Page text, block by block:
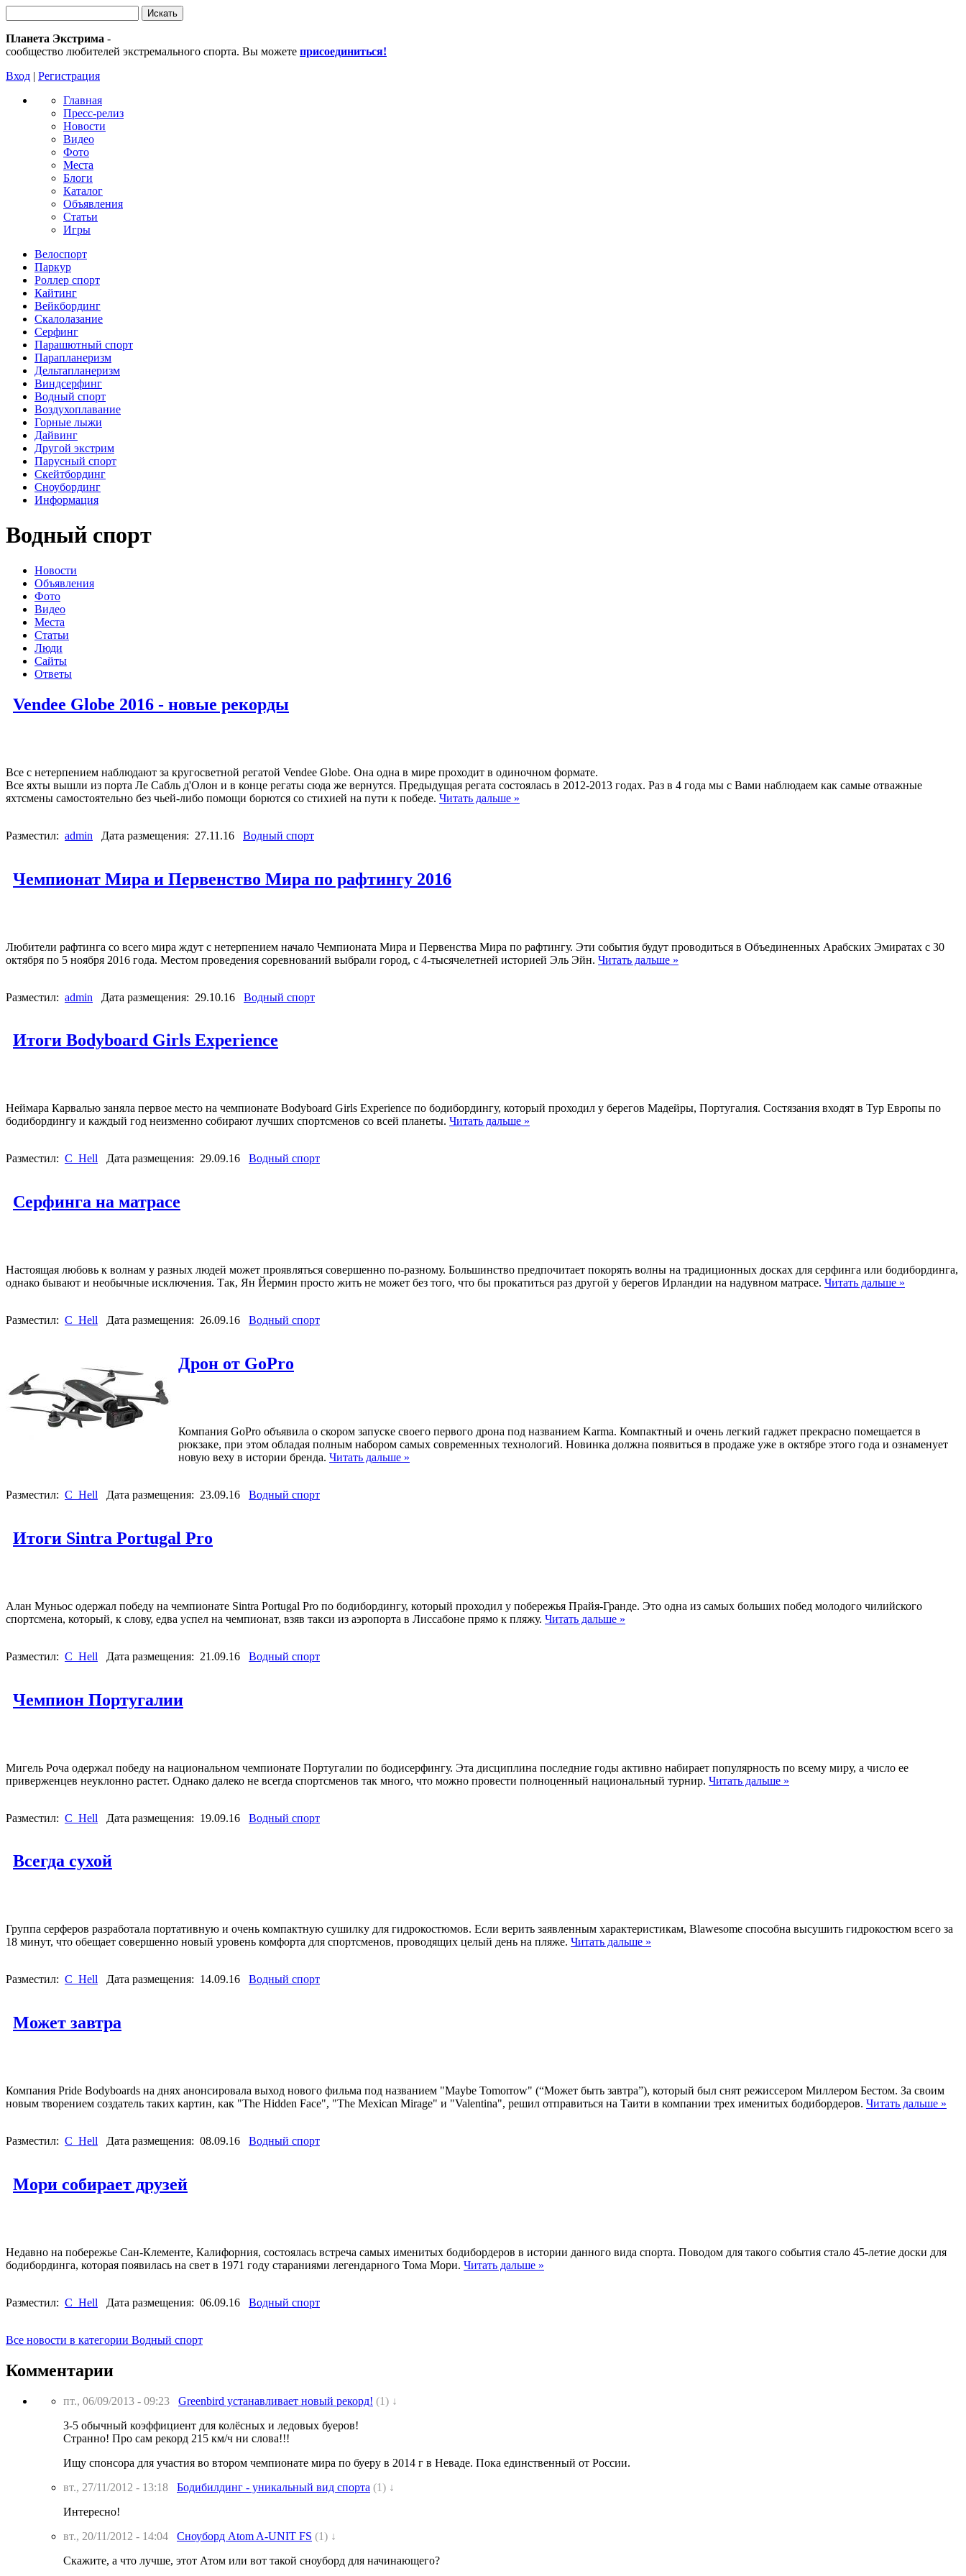
Планета Экстрима -
сообщество любителей экстремального спорта. Вы можете присоединиться!
Вход | Регистрация
Главная
Пресс-релиз
Новости
Видео
Фото
Места
Блоги
Каталог
Объявления
Статьи
Игры
Велоспорт
Паркур
Роллер спорт
Кайтинг
Вейкбординг
Скалолазание
Серфинг
Парашютный спорт
Парапланеризм
Дельтапланеризм
Виндсерфинг
Водный спорт
Воздухоплавание
Горные лыжи
Дайвинг
Другой экстрим
Парусный спорт
Скейтбординг
Сноубординг
Информация
Водный спорт
Новости
Объявления
Фото
Видео
Места
Статьи
Люди
Сайты
Ответы
Vendee Globe 2016 - новые рекорды
Все с нетерпением наблюдают за кругосветной регатой Vendee Globe. Она одна в мире проходит в одиночном формате.
Все яхты вышли из порта Ле Сабль д'Олон и в конце регаты сюда же вернутся. Предыдущая регата состоялась в 2012-2013 годах. Раз в 4 года мы с Вами наблюдаем как самые отважные
яхтсмены самостоятельно без чьей-либо помощи борются со стихией на пути к победе. Читать дальше »
Разместил: admin Дата размещения: 27.11.16 Водный спорт
Чемпионат Мира и Первенство Мира по рафтингу 2016
Любители рафтинга со всего мира ждут с нетерпением начало Чемпионата Мира и Первенства Мира по рафтингу. Эти события будут проводиться в Объединенных Арабских Эмиратах с 30
октября по 5 ноября 2016 года. Местом проведения соревнований выбрали город, с 4-тысячелетней историей Эль Эйн. Читать дальше »
Разместил: admin Дата размещения: 29.10.16 Водный спорт
Итоги Bodyboard Girls Experience
Неймара Карвалью заняла первое место на чемпионате Bodyboard Girls Experience по бодибордингу, который проходил у берегов Мадейры, Португалия. Состязания входят в Тур Европы по
бодибордингу и каждый год неизменно собирают лучших спортсменов со всей планеты. Читать дальше »
Разместил: C_Hell Дата размещения: 29.09.16 Водный спорт
Серфинга на матрасе
Настоящая любовь к волнам у разных людей может проявляться совершенно по-разному. Большинство предпочитает покорять волны на традиционных досках для серфинга или бодибординга,
однако бывают и необычные исключения. Так, Ян Йермин просто жить не может без того, что бы прокатиться раз другой у берегов Ирландии на надувном матрасе. Читать дальше »
Разместил: C_Hell Дата размещения: 26.09.16 Водный спорт
Дрон от GoPro
Компания GoPro объявила о скором запуске своего первого дрона под названием Karma. Компактный и очень легкий гаджет прекрасно помещается в
рюкзаке, при этом обладая полным набором самых современных технологий. Новинка должна появиться в продаже уже в октябре этого года и ознаменует
новую веху в истории бренда. Читать дальше »
Разместил: C_Hell Дата размещения: 23.09.16 Водный спорт
Итоги Sintra Portugal Pro
Алан Муньос одержал победу на чемпионате Sintra Portugal Pro по бодибордингу, который проходил у побережья Прайя-Гранде. Это одна из самых больших побед молодого чилийского
спортсмена, который, к слову, едва успел на чемпионат, взяв такси из аэропорта в Лиссабоне прямо к пляжу. Читать дальше »
Разместил: C_Hell Дата размещения: 21.09.16 Водный спорт
Чемпион Португалии
Мигель Роча одержал победу на национальном чемпионате Португалии по бодисерфингу. Эта дисциплина последние годы активно набирает популярность по всему миру, а число ее
приверженцев неуклонно растет. Однако далеко не всегда спортсменов так много, что можно провести полноценный национальный турнир. Читать дальше »
Разместил: C_Hell Дата размещения: 19.09.16 Водный спорт
Всегда сухой
Группа серферов разработала портативную и очень компактную сушилку для гидрокостюмов. Если верить заявленным характеристикам, Blawesome способна высушить гидрокостюм всего за
18 минут, что обещает совершенно новый уровень комфорта для спортсменов, проводящих целый день на пляже. Читать дальше »
Разместил: C_Hell Дата размещения: 14.09.16 Водный спорт
Может завтра
Компания Pride Bodyboards на днях анонсировала выход нового фильма под названием "Maybe Tomorrow" (“Может быть завтра”), который был снят режиссером Миллером Бестом. За своим
новым творением создатель таких картин, как "The Hidden Face", "The Mexican Mirage" и "Valentina", решил отправиться на Таити в компании трех именитых бодибордеров. Читать дальше »
Разместил: C_Hell Дата размещения: 08.09.16 Водный спорт
Мори собирает друзей
Недавно на побережье Сан-Клементе, Калифорния, состоялась встреча самых именитых бодибордеров в истории данного вида спорта. Поводом для такого события стало 45-летие доски для
бодибординга, которая появилась на свет в 1971 году стараниями легендарного Тома Мори. Читать дальше »
Разместил: C_Hell Дата размещения: 06.09.16 Водный спорт
Все новости в категории Водный спорт
Комментарии
пт., 06/09/2013 - 09:23 Greenbird устанавливает новый рекорд! (1) ↓
3-5 обычный коэффициент для колёсных и ледовых буеров!
Странно! Про сам рекорд 215 км/ч ни слова!!!
Ищу спонсора для участия во втором чемпионате мира по буеру в 2014 г в Неваде. Пока единственный от России.
вт., 27/11/2012 - 13:18
Бодибилдинг - уникальный вид спорта (1) ↓
Интересно!
вт., 20/11/2012 - 14:04
Сноуборд Atom A-UNIT FS (1) ↓
Скажите, а что лучше, этот Атом или вот такой сноуборд для начинающего?